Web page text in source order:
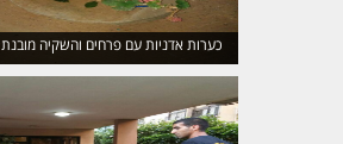
כערות אדניות עם פרחים והשקיה מובנת